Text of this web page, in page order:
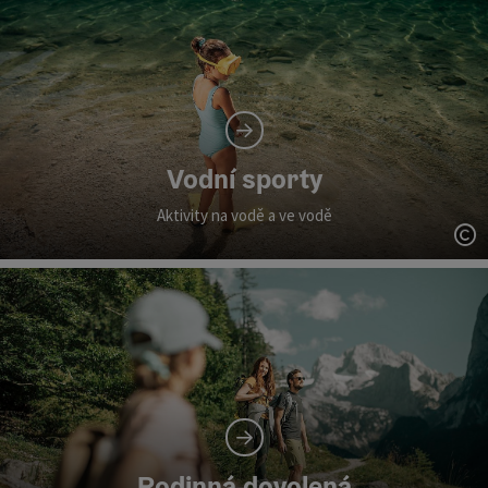
Vodní sporty
Aktivity na vodě a ve vodě